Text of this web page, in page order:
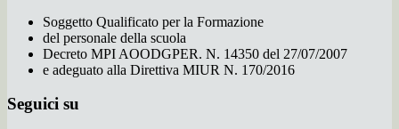
Soggetto Qualificato per la Formazione
del personale della scuola
Decreto MPI AOODGPER. N. 14350 del 27/07/2007
e adeguato alla Direttiva MIUR N. 170/2016
Seguici su